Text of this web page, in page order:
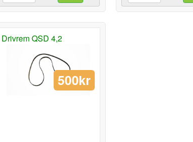
Drivrem QSD 4,2
500kr